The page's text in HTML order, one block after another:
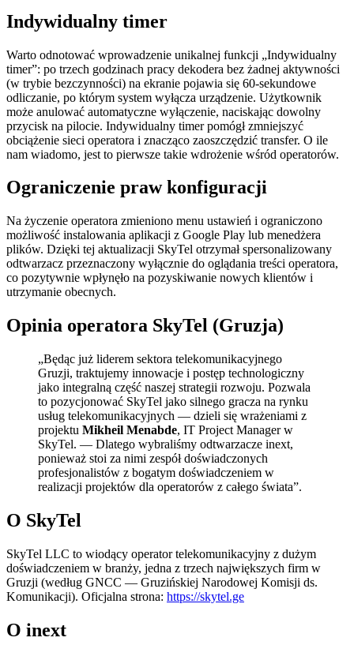
Indywidualny timer
Warto odnotować wprowadzenie unikalnej funkcji „Indywidualny
timer”: po trzech godzinach pracy dekodera bez żadnej aktywności
(w trybie bezczynności) na ekranie pojawia się 60-sekundowe
odliczanie, po którym system wyłącza urządzenie. Użytkownik
może anulować automatyczne wyłączenie, naciskając dowolny
przycisk na pilocie. Indywidualny timer pomógł zmniejszyć
obciążenie sieci operatora i znacząco zaoszczędzić transfer. O ile
nam wiadomo, jest to pierwsze takie wdrożenie wśród operatorów.
Ograniczenie praw konfiguracji
Na życzenie operatora zmieniono menu ustawień i ograniczono
możliwość instalowania aplikacji z Google Play lub menedżera
plików. Dzięki tej aktualizacji SkyTel otrzymał spersonalizowany
odtwarzacz przeznaczony wyłącznie do oglądania treści operatora,
co pozytywnie wpłynęło na pozyskiwanie nowych klientów i
utrzymanie obecnych.
Opinia operatora SkyTel (Gruzja)
„Będąc już liderem sektora telekomunikacyjnego
Gruzji, traktujemy innowacje i postęp technologiczny
jako integralną część naszej strategii rozwoju. Pozwala
to pozycjonować SkyTel jako silnego gracza na rynku
usług telekomunikacyjnych — dzieli się wrażeniami z
projektu Mikheil Menabde, IT Project Manager w
SkyTel. — Dlatego wybraliśmy odtwarzacze inext,
ponieważ stoi za nimi zespół doświadczonych
profesjonalistów z bogatym doświadczeniem w
realizacji projektów dla operatorów z całego świata”.
O SkyTel
SkyTel LLC to wiodący operator telekomunikacyjny z dużym
doświadczeniem w branży, jedna z trzech największych firm w
Gruzji (według GNCC — Gruzińskiej Narodowej Komisji ds.
Komunikacji). Oficjalna strona: https://skytel.ge
O inext